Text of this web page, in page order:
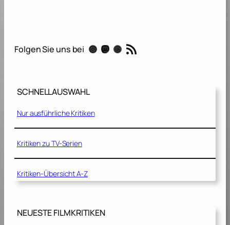
a
l
t
o
T
r
i
a
y
h
h
:
„
T
m
i
a
Folgen Sie uns bei Instagram Mastodon Threads RSS-Feed
SCHNELLAUSWAHL
Nur ausführliche Kritiken
Kritiken zu TV-Serien
Kritiken-Übersicht A-Z
NEUESTE FILMKRITIKEN